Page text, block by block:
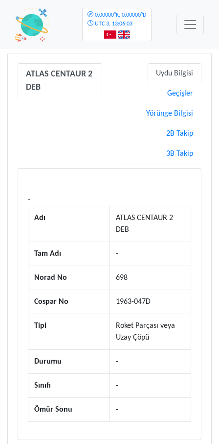
0.00000°K, 0.00000°D
UTC 3, 13:06:03
ATLAS CENTAUR 2
DEB
Uydu Bilgisi
Geçişler
Yörünge Bilgisi
2B Takip
3B Takip
-
Adı
ATLAS CENTAUR 2
DEB
Tam Adı -
Norad No 698
Cospar No 1963-047D
Tipi
Roket Parçası veya
Uzay Çöpü
Durumu -
Sınıfı -
Ömür Sonu -